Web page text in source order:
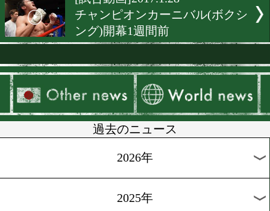
デビューから5連続KO勝利
京口紘人
[KO KiNG]2017.2.12
衝撃のKOシーン
[KO KiNG]2017.2.5
今週はBOXING RAISEの
ン
[KO KiNG]2017.1.29